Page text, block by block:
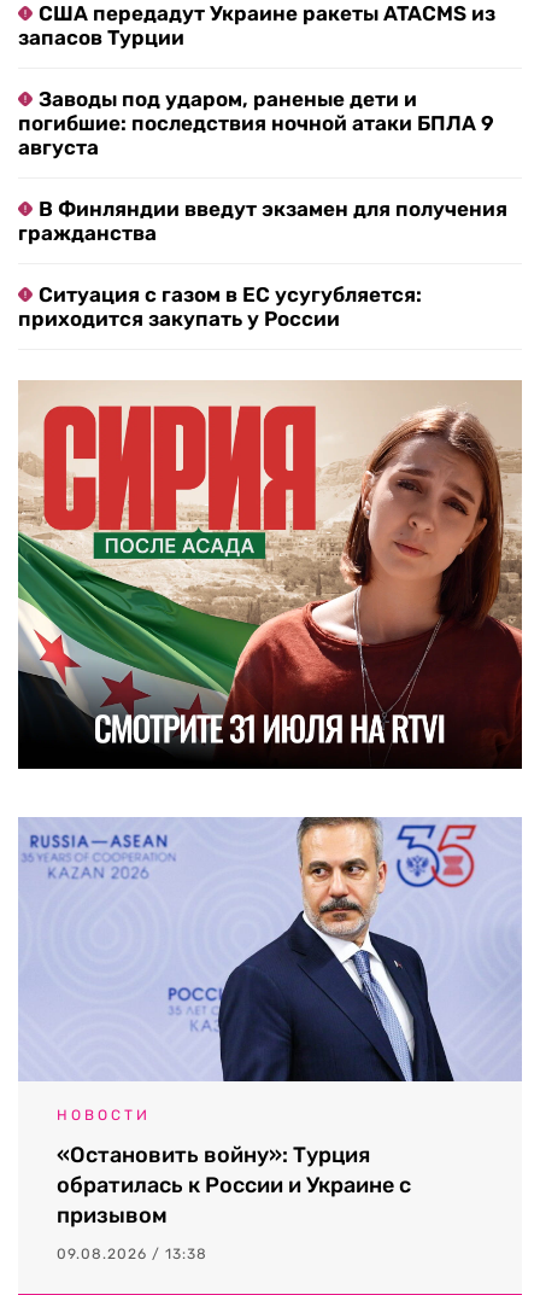
США передадут Украине ракеты ATACMS из
запасов Турции
Заводы под ударом, раненые дети и
погибшие: последствия ночной атаки БПЛА 9
августа
В Финляндии введут экзамен для получения
гражданства
Ситуация с газом в ЕС усугубляется:
приходится закупать у России
НОВОСТИ
«Остановить войну»: Турция
обратилась к России и Украине с
призывом
09.08.2026 / 13:38